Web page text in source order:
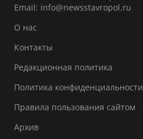
Email: info@newsstavropol.ru
О нас
Контакты
Редакционная политика
Политика конфиденциальности
Правила пользования сайтом
Архив